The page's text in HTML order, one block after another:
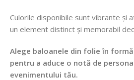
Culorile disponibile sunt vibrante și
un element distinct și memorabil
Alege baloanele din folie în
pentru a aduce o notă de
evenimentului tău.